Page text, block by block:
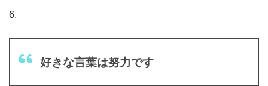
6.
好きな言葉は努力です